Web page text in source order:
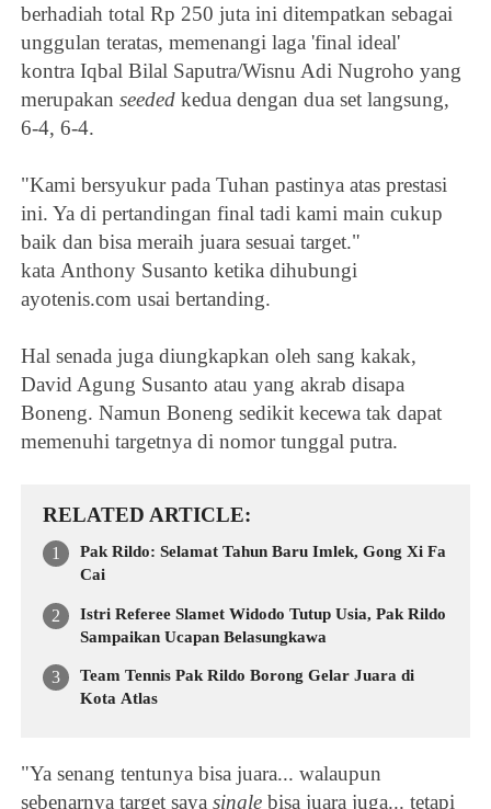
berhadiahtotal Rp 250 juta ini ditempatkan sebagai
unggulan teratas, memenangi laga 'final ideal'
kontraIqbal Bilal Saputra/Wisnu Adi Nugroho yang
merupakanseededkedua dengan dua set langsung,
6-4, 6-4.
"Kamibersyukur pada Tuhan pastinya atas prestasi
ini. Ya di pertandingan final tadi kami main cukup
baik dan bisa meraih juara sesuai target."
kata Anthony Susanto ketika dihubungi
ayotenis.com usai bertanding.
Hal senada juga diungkapkan oleh sang kakak,
David Agung Susanto atau yang akrab disapa
Boneng. Namun Boneng sedikit kecewa tak dapat
memenuhi targetnya di nomor tunggal putra.
RELATED ARTICLE
Pak Rildo: Selamat Tahun Baru Imlek, Gong Xi Fa
Cai
Istri Referee Slamet Widodo Tutup Usia, Pak Rildo
Sampaikan Ucapan Belasungkawa
Team Tennis Pak Rildo Borong Gelar Juara di
Kota Atlas
"Ya senang tentunya bisa juara... walaupun
sebenarnya target sayasinglebisa juara juga... tetapi